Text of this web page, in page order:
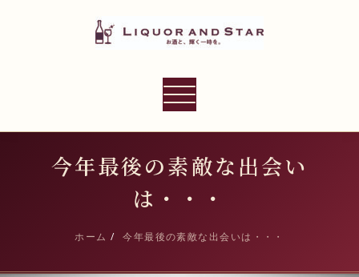
プ
LIQUOR AND STAR
ナ
ー
ョ
切
り
今年最後の素敵な出会い
は・・・
ホーム 今年最後の素敵な出会いは・・・